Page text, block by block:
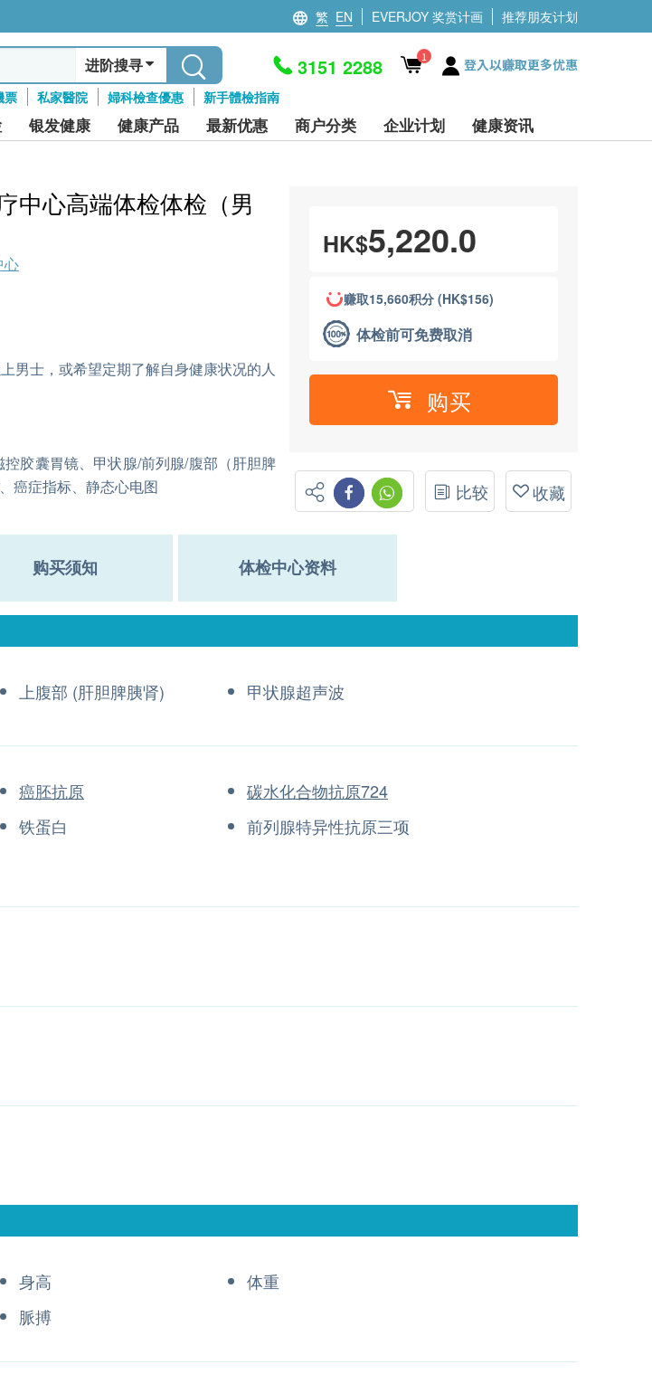
繁 EN EVERJOY 奖赏计画 推荐朋友计划
进阶搜寻
票 私家醫院 婦科檢查優惠 新手體檢指南
3151 2288 1 登入以赚取更多优惠
银发健康 健康产品 最新优惠 商户分类 企业计划 健康资讯
中心高端体检体检（男
心
男士，或希望定期了解自身健康状况的人
胶囊胃镜、甲状腺/前列腺/腹部（肝胆脾
癌症指标、静态心电图
HK$5,220.0
赚取15,660积分 (HK$156)
体检前可免费取消
购买
比较 收藏
购买须知 体检中心资料
上腹部 (肝胆脾胰肾) 甲状腺超声波
癌胚抗原
碳水化合物抗原724
铁蛋白
前列腺特异性抗原三项
身高
体重
脈搏